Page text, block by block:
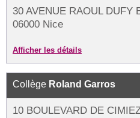
30 AVENUE RAOUL DUFY
06000 Nice
Afficher les détails
Collège Roland Garros
10 BOULEVARD DE